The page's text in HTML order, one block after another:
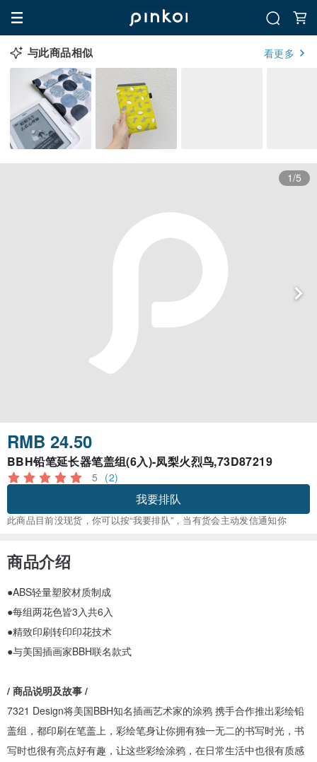
与此商品相似 看更多
1/5
RMB 24.50
BBH铅笔延长器笔盖组(6入)-凤梨火烈鸟,73D87219
5 (2)
我要排队
此商品目前没现货，你可以按“我要排队”，当有货会主动发信通知你
商品介绍
●ABS轻量塑胶材质制成
●每组两花色皆3入共6入
●精致印刷转印印花技术
●与美国插画家BBH联名款式
/ 商品说明及故事 /
7321 Design将美国BBH知名插画艺术家的涂鸦 携手合作推出彩绘铅
盖组，都印刷在笔盖上，彩绘笔身让你拥有独一无二的书写时光，书
写时也很有亮点好有趣，让这些彩绘涂鸦，在日常生活中也很有质感